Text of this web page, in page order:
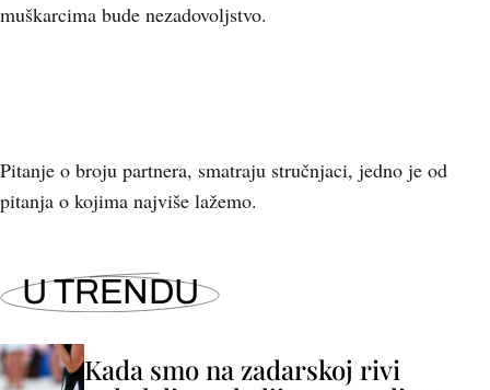
muškarcima bude nezadovoljstvo.
Pitanje o broju partnera, smatraju stručnjaci, jedno je od
pitanja o kojima najviše lažemo.
U TRENDU
Kada smo na zadarskoj rivi